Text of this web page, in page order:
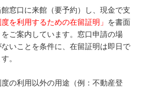
窓口に来館（要予約）し、現金で支
度を利用するための在留証明」
を書面
ご案内しています。窓口申請の場
いことを条件に、在留証明は即日で
。
の利用以外の用途（例：不動産登